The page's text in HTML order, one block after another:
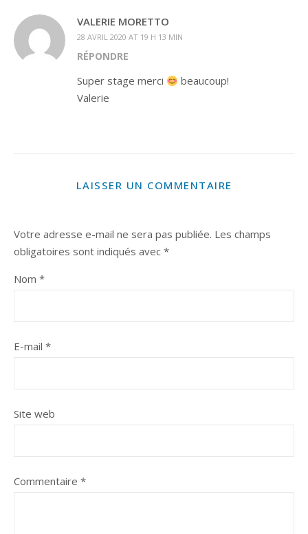
VALERIE MORETTO
28 AVRIL 2020 AT 19 H 13 MIN
RÉPONDRE
Super stage merci
beaucoup!
Valerie
LAISSER UN COMMENTAIRE
Votre adresse e-mail ne sera pas publiée. Les champs
obligatoires sont indiqués avec *
Nom *
E-mail *
Site web
Commentaire *